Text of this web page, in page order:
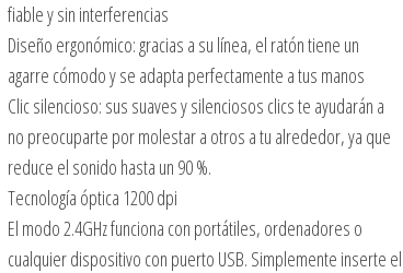
fiable y sin interferencias
Diseño ergonómico: gracias a su línea, el ratón tiene un
agarre cómodo y se adapta perfectamente a tus manos
Clic silencioso: sus suaves y silenciosos clics te ayudarán a
no preocuparte por molestar a otros a tu alrededor, ya que
reduce el sonido hasta un 90 %.
Tecnología óptica 1200 dpi
El modo 2.4GHz funciona con portátiles, ordenadores o
cualquier dispositivo con puerto USB. Simplemente inserte el